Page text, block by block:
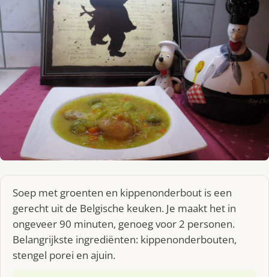
Soep met groenten en kippenonderbout is een
gerecht uit de Belgische keuken. Je maakt het in
ongeveer 90 minuten, genoeg voor 2 personen.
Belangrijkste ingrediënten: kippenonderbouten,
stengel porei en ajuin.